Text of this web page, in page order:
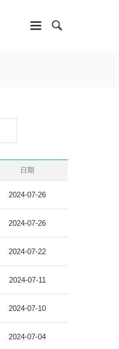
日期
2024-07-26
2024-07-26
2024-07-22
2024-07-11
2024-07-10
2024-07-04